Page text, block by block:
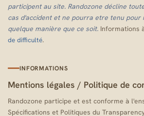
participent au site. Randozone décline
cas d'accident et ne pourra etre tenu pour
quelque manière que ce soit. Informations
de difficulté.
INFORMATIONS
Mentions légales / Politique de
Randozone participe et est conforme à
Spécifications et Politiques du